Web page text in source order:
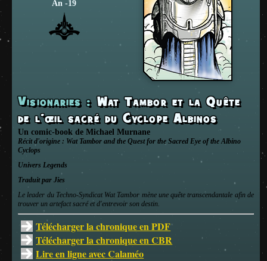
An -19
Visionaries: Wat Tambor et la Quête
de l’œil sacré du Cyclope Albinos
Un comic-book deMichael Murnane
Récit d'origine : Wat Tambor and the Quest for the Sacred Eye of the Albino
Cyclops
UniversLegends
Traduit par Jies
Le leader du Techno-Syndicat Wat Tambor mène une quête transcendantale afin de
trouver un artefact sacré et d'entrevoir son destin.
Télécharger la chronique en PDF
Télécharger la chronique en CBR
Lire en ligne avec Calaméo